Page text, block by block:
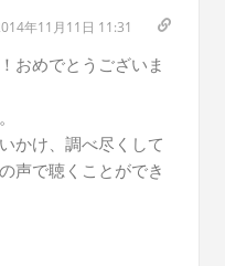
年11月11日 11:31
おめでとうございま
かけ、調べ尽くして
声で聴くことができ